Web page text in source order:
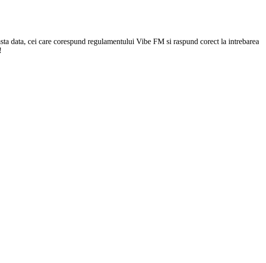
data, cei care corespund regulamentului Vibe FM si raspund corect la intrebarea